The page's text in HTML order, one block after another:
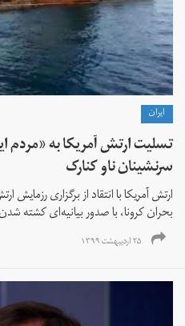
ايران
تسلیت ارتش آمریکا به
سرنشینان ناو کنارک
ارتش آمریکا با انتقاد از برگزاری
بحران کرونا، با صدور بیانیه‌ای کشته شدن ۱۹ نیروی ایرانی در حادثه پیش‌...
۲۵ اردیبهشت ۱۳۹۹